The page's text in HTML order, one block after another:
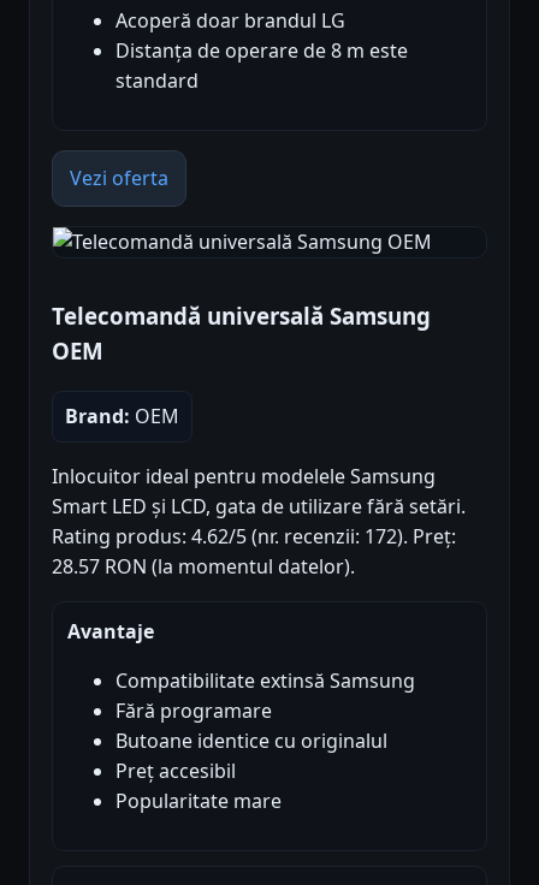
Acoperă doar brandul LG
Distanța de operare de 8 m este
standard
Vezi oferta
Telecomandă universală Samsung
OEM
Brand: OEM
Inlocuitor ideal pentru modelele Samsung
Smart LED și LCD, gata de utilizare fără setări.
Rating produs: 4.62/5 (nr. recenzii: 172). Preț:
28.57 RON (la momentul datelor).
Avantaje
Compatibilitate extinsă Samsung
Fără programare
Butoane identice cu originalul
Preț accesibil
Popularitate mare